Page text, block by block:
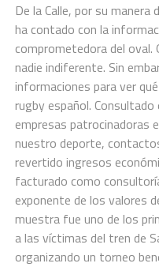
De la Calle, por su
ha contado con la
comprometedora del oval.
nadie indiferente. Sin
informaciones para ver
rugby español.
empresas patrocinadoras
nuestro deporte,
revertido ingresos
facturado como
exponente de los valores
muestra fue uno de los
a las víctimas del tren de
organizando un torneo